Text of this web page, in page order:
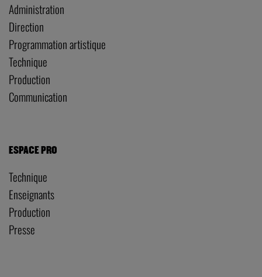
Administration
Direction
Programmation artistique
Technique
Production
Communication
ESPACE PRO
Technique
Enseignants
Production
Presse